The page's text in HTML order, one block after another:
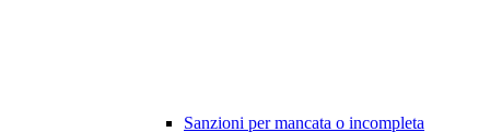
Sanzioni per mancata o incompleta